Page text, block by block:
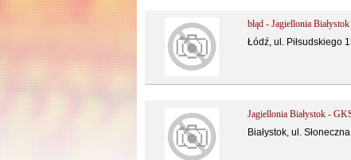
błąd - Jagiellonia
Łódź, ul. Piłsudskiego
Jagiellonia Białystok -
Białystok, ul.